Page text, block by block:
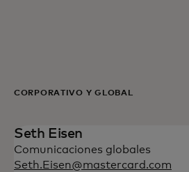
Para innovadores
CORPORATIVO Y GLOBAL
Seth Eisen
Comunicaciones globales
Seth.Eisen@mastercard.com